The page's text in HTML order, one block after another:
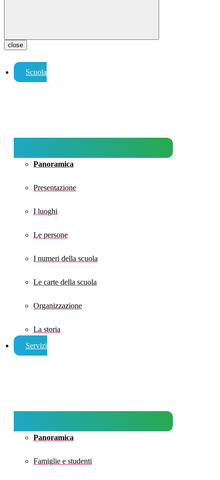
close
Scuola
Panoramica
Presentazione
I luoghi
Le persone
I numeri della scuola
Le carte della scuola
Organizzazione
La storia
Servizi
Panoramica
Famiglie e studenti